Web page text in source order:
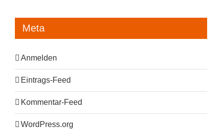
Meta
Anmelden
Eintrags-Feed
Kommentar-Feed
WordPress.org